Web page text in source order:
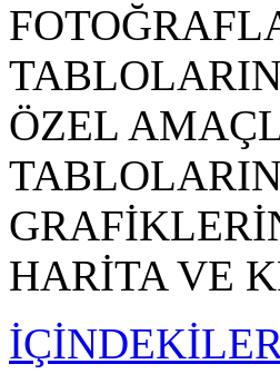
ÖZEL
HARİTA VE